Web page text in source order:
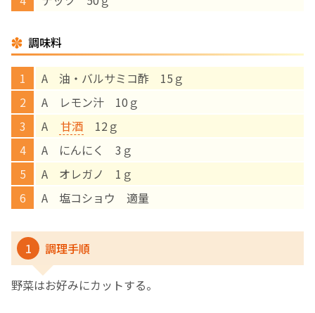
調味料
A 油・バルサミコ酢 15ｇ
A レモン汁 10ｇ
A 甘酒 12ｇ
A にんにく 3ｇ
A オレガノ 1ｇ
A 塩コショウ 適量
1 調理手順
野菜はお好みにカットする。